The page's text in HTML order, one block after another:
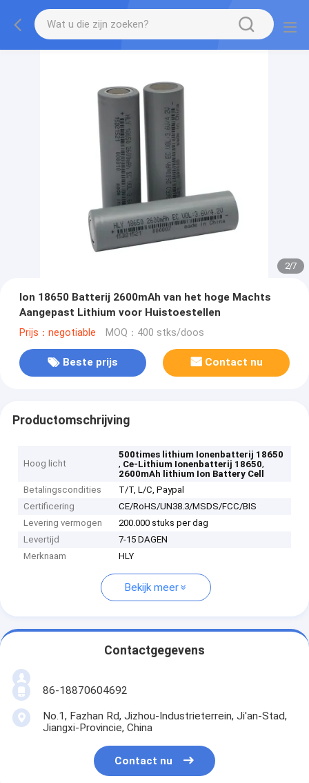
2/7
Ion 18650 Batterij 2600mAh van het hoge Machts
Aangepast Lithium voor Huistoestellen
Prijs：negotiable MOQ：400 stks/doos
Beste prijs Contact nu
Productomschrijving
Hoog licht
500times lithium Ionenbatterij 18650
, Ce-Lithium Ionenbatterij 18650,
2600mAh lithium Ion Battery Cell
Betalingscondities
T/T, L/C, Paypal
Certificering
CE/RoHS/UN38.3/MSDS/FCC/BIS
Levering vermogen
200.000 stuks per dag
Levertijd
7-15 DAGEN
Merknaam
HLY
Bekijk meer
Contactgegevens
86-18870604692
No.1, Fazhan Rd, Jizhou-Industrieterrein, Ji'an-Stad,
Jiangxi-Provincie, China
Contact nu